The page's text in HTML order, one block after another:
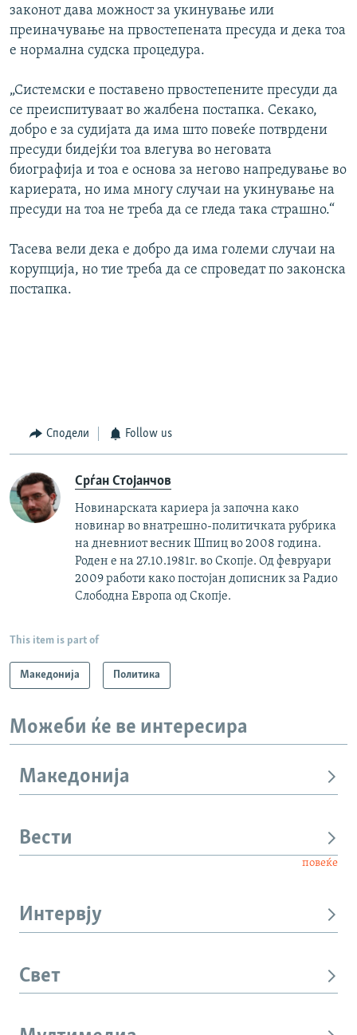
законот дава можност за укинување или
преиначување на првостепената пресуда и дека тоа
е нормална судска процедура.
„Системски е поставено првостепените пресуди да
се преиспитуваат во жалбена постапка. Секако,
добро е за судијата да има што повеќе потврдени
пресуди бидејќи тоа влегува во неговата
биографија и тоа е основа за негово напредување во
кариерата, но има многу случаи на укинување на
пресуди на тоа не треба да се гледа така страшно.“
Тасева вели дека е добро да има големи случаи на
корупција, но тие треба да се спроведат по законска
постапка.
Сподели Follow us
Срѓан Стојанчов
Новинарската кариера ја започна како
новинар во внатрешно-политичката рубрика
на дневниот весник Шпиц во 2008 година.
Роден е на 27.10.1981г. во Скопје. Од февруари
2009 работи како постојан дописник за Радио
Слободна Европа од Скопје.
This item is part of
Македонија Политика
Можеби ќе ве интересира
Македонија
Вести
повеќе
Интервју
Свет